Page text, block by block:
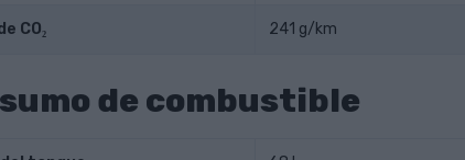
CO₂ 241 g/km
de combustible